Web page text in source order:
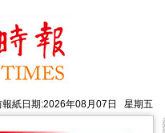
報紙日期:2026年08月07日 星期五